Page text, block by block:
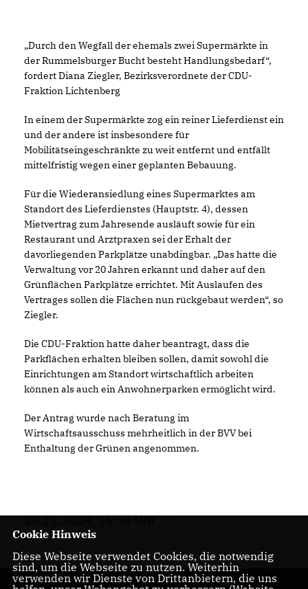
Durch den Wegfall der ehemals zwei Supermärkte in
der Rummelsburger Bucht besteht Handlungsbedarf“,
fordert Diana Ziegler, Bezirksverordnete der CDU-
Fraktion Lichtenberg
In einem der Supermärkte zog ein reiner Lieferdienst ein
und der andere ist insbesondere für
Mobilitätseingeschränkte zu weit entfernt und entfällt
mittelfristig wegen einer geplanten Bebauung.
Für die Wiederansiedlung eines Supermarktes am
Standort des Lieferdienstes (Hauptstr. 4), dessen
Mietvertrag zum Jahresende ausläuft sowie für ein
Restaurant und Arztpraxen sei der Erhalt der
davorliegenden Parkplätze unabdingbar. „Das hatte die
Verwaltung vor 20 Jahren erkannt und daher auf den
Grünflächen Parkplätze errichtet. Mit Auslaufen des
Vertrages sollen die Flächen nun rückgebaut werden“, so
Ziegler.
Die CDU-Fraktion hatte daher beantragt, dass die
Parkflächen erhalten bleiben sollen, damit sowohl die
Einrichtungen am Standort wirtschaftlich arbeiten
können als auch ein Anwohnerparken ermöglicht wird.
Der Antrag wurde nach Beratung im
Wirtschaftsausschuss mehrheitlich in der BVV bei
Enthaltung der Grünen angenommen.
20.11.2024, 15:55 Uhr
Cookie Hinweis
Diese Webseite verwendet Cookies, die notwendig
sind, um die Webseite zu nutzen. Weiterhin
verwenden wir Dienste von Drittanbietern, die uns